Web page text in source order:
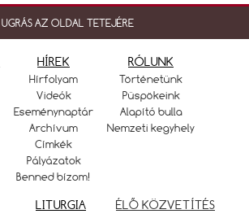
UGRÁS AZ OLDAL TETEJÉRE
HÍREK
Hírfolyam
Videók
Eseménynaptár
Archívum
Címkék
Pályázatok
Benned bízom!
RÓLUNK
Történetünk
Püspökeink
Alapító bulla
Nemzeti kegyhely
LITURGIA ÉLŐ KÖZVETÍTÉS